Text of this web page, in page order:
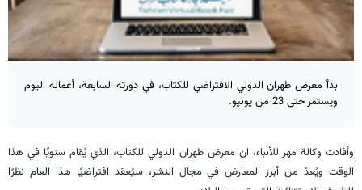
بدأ معرض طهران الدولي الافتراضي للكتاب، في دورته السابعة، أعماله اليوم
ويستمر حتى 23 من يونيو.
وأفادت وكالة مهر للأنباء، ان معرض طهران الدولي للكتاب، الذي يُقام سنويًا في هذا
الوقت ويُعدّ من أبرز المعارض في مجال النشر، سيُعقد افتراضيًا هذا العام نظرًا